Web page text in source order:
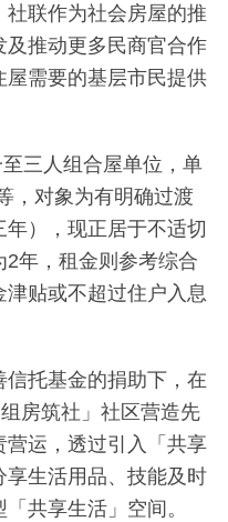
社联作为社会房屋的推
推动更多民商官合作
需要的基层市民提供
至三人组合屋单位，单
，对象为有明确过渡
），现正居于不适切
年，租金则参考综合
贴或不超过住户入息
托基金的捐助下，在
房筑社」社区营造先
运，透过引入「共享
生活用品、技能及时
共享生活」空间。